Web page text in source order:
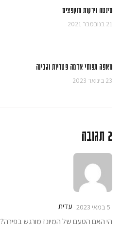
סינטה וירקות מוקפצים
21 בנובמבר 2021
מאפה תפוחי אדמה פטריות וגבינה
23 בינואר 2023
2 תגובה
עדית 5 במאי 2023
הי האם הטעם של המיונז מורגש בפירה?